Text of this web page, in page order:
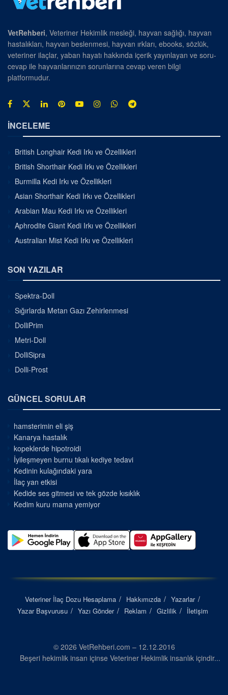
VetRehberi, Veteriner Hekimlik mesleği, hayvan sağlığı, hayvan
hastalıkları, hayvan beslenmesi, hayvan ırkları, ebooks, sözlük,
veteriner ilaçlar, yaban hayatı hakkında içerik yayınlayan ve soru-
cevap ile hayvanlarınızın sorunlarına cevap veren bilgi
platformudur.
İNCELEME
British Longhair Kedi Irkı ve Özellikleri
British Shorthair Kedi Irkı ve Özellikleri
Burmilla Kedi Irkı ve Özellikleri
Asian Shorthair Kedi Irkı ve Özellikleri
Arabian Mau Kedi Irkı ve Özellikleri
Aphrodite Giant Kedi Irkı ve Özellikleri
Australian Mist Kedi Irkı ve Özellikleri
SON YAZILAR
Spektra-Doll
Sığırlarda Metan Gazı Zehirlenmesi
DolliPrim
Metri-Doll
DolliSipra
Dolli-Prost
GÜNCEL SORULAR
hamsterimin eli şiş
Kanarya hastalık
kopeklerde hipotroidi
İyileşmeyen burnu tıkalı kediye tedavi
Kedinin kulağındaki yara
İlaç yan etkisi
Kedide ses gitmesi ve tek gözde kısıklık
Kedim kuru mama yemiyor
Veteriner İlaç Dozu Hesaplama Hakkımızda
Yazarlar
Yazar Başvurusu
Yazı Gönder Reklam Gizlilik İletişim
© 2026 VetRehberi.com – 12.12.2016
Beşeri hekimlik insan içinse Veteriner Hekimlik insanlık içindir...